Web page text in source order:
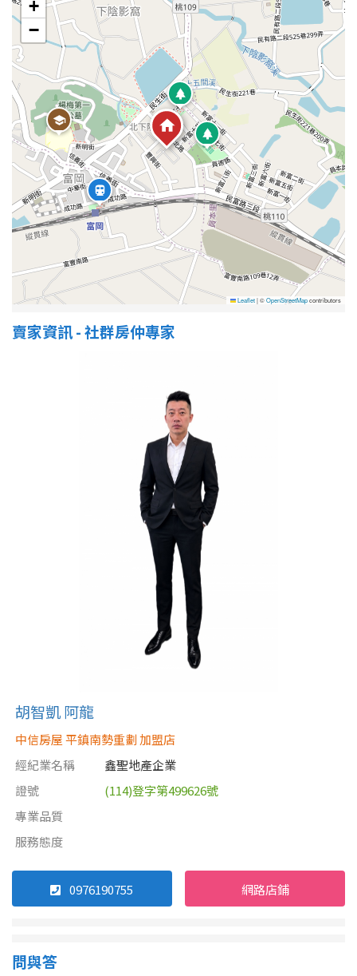
+
−
Leaflet|©OpenStreetMapcontributors
賣家資訊 - 社群房仲專家
胡智凱 阿龍
中信房屋 平鎮南勢重劃 加盟店
經紀業名稱
鑫聖地產企業
證號
(114)登字第499626號
專業品質
服務態度
0976190755 網路店鋪
問與答